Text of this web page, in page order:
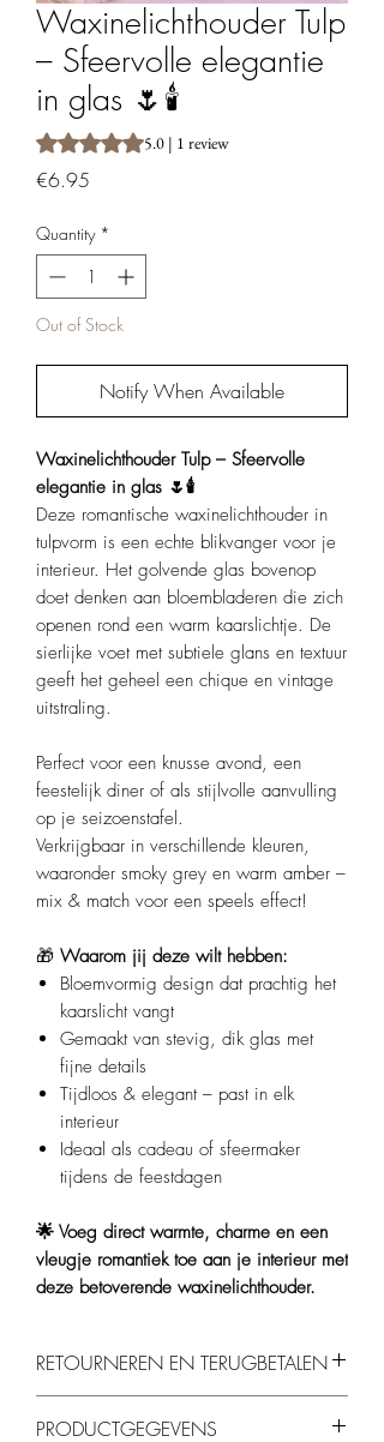
Waxinelichthouder Tulp
– Sfeervolle elegantie
in glas 🌷🕯️
Rating is 5.0 out of five stars based on 1
5.0 | 1 review
€6.95
Quantity *
Out of Stock
Notify When Available
Waxinelichthouder Tulp – Sfeervolle
elegantie in glas 🌷🕯️
Deze romantische waxinelichthouder in
tulpvorm is een echte blikvanger voor je
interieur. Het golvende glas bovenop
doet denken aan bloembladeren die zich
openen rond een warm kaarslichtje. De
sierlijke voet met subtiele glans en textuur
geeft het geheel een chique en vintage
uitstraling.
Perfect voor een knusse avond, een
feestelijk diner of als stijlvolle aanvulling
op je seizoenstafel.
Verkrijgbaar in verschillende kleuren,
waaronder smoky grey en warm amber –
mix & match voor een speels effect!
🎁 Waarom jij deze wilt hebben:
Bloemvormig design dat prachtig het
kaarslicht vangt
Gemaakt van stevig, dik glas met
fijne details
Tijdloos & elegant – past in elk
interieur
Ideaal als cadeau of sfeermaker
tijdens de feestdagen
🌟 Voeg direct warmte, charme en een
vleugje romantiek toe aan je interieur met
deze betoverende waxinelichthouder.
RETOURNEREN EN TERUGBETALEN
retourneren, mits ze ongebruikt en in de
PRODUCTGEGEVENS